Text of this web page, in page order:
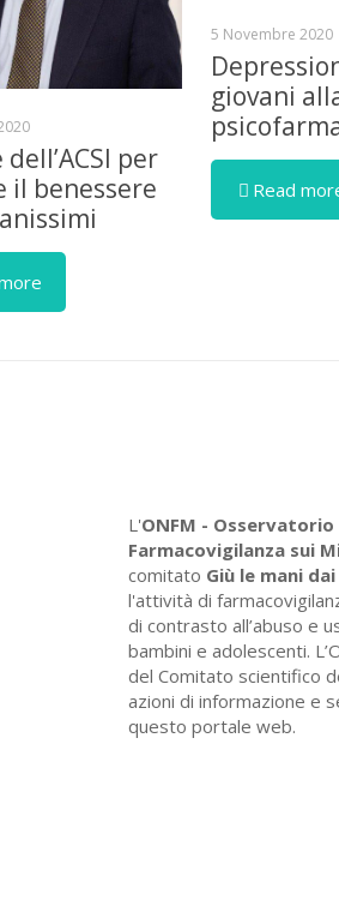
dell’ACSI per
benessere
5 Novembre 2020
giovani
Read
L'ONFM - Osservatorio
Farmacovigilanza sui
comitato Giù le mani
l'attività di
di contrasto all’abuso e
bambini e adolescenti.
del Comitato scientifico
azioni di informazione e
questo portale web.